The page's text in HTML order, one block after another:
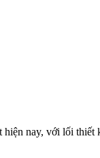
nay, với lối